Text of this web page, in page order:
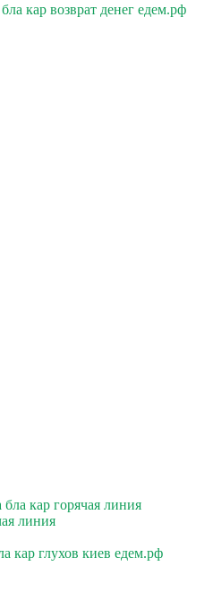
кар возврат денег едем.рф
бла кар горячая линия
линия
кар глухов киев едем.рф